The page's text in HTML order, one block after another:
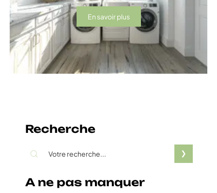
En savoir plus
Recherche
A ne pas manquer